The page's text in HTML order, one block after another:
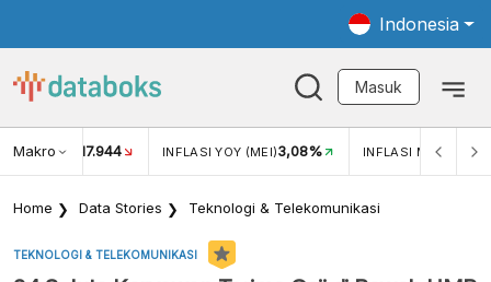
Indonesia
Masuk
Makro
USD/IDR 17.944 INFLASI YOY (MEI)3,08% INFLASI MOM (MEI)
Home Data Stories Teknologi & Telekomunikasi
TEKNOLOGI & TELEKOMUNIKASI